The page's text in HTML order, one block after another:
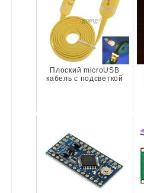
Плоский microUSB
кабель с подсветкой